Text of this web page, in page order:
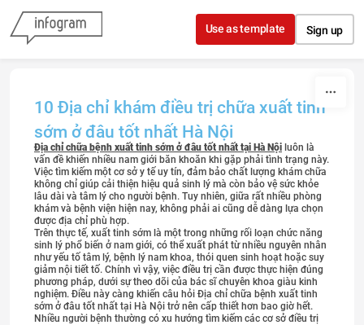
Skip to content
Use as template Sign up
10 Địa chỉ khám điều trị chữa xuất tinh
sớm ở đâu tốt nhất Hà Nội
Địa chỉ chữa bệnh xuất tinh sớm ở đâu tốt nhất tại Hà Nội luôn là
vấn đề khiến nhiều nam giới băn khoăn khi gặp phải tình trạng này.
Việc tìm kiếm một cơ sở y tế uy tín, đảm bảo chất lượng khám chữa
không chỉ giúp cải thiện hiệu quả sinh lý mà còn bảo vệ sức khỏe
lâu dài và tâm lý cho người bệnh. Tuy nhiên, giữa rất nhiều phòng
khám và bệnh viện hiện nay, không phải ai cũng dễ dàng lựa chọn
được địa chỉ phù hợp.
Trên thực tế, xuất tinh sớm là một trong những rối loạn chức năng
sinh lý phổ biến ở nam giới, có thể xuất phát từ nhiều nguyên nhân
như yếu tố tâm lý, bệnh lý nam khoa, thói quen sinh hoạt hoặc suy
giảm nội tiết tố. Chính vì vậy, việc điều trị cần được thực hiện đúng
phương pháp, dưới sự theo dõi của bác sĩ chuyên khoa giàu kinh
nghiệm. Điều này càng khiến câu hỏi Địa chỉ chữa bệnh xuất tinh
sớm ở đâu tốt nhất tại Hà Nội trở nên cấp thiết hơn bao giờ hết.
Nhiều người bệnh thường có xu hướng tìm kiếm các cơ sở điều trị